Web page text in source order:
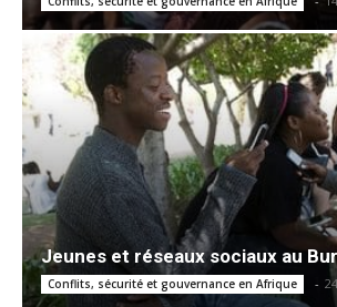
Jeunes et réseaux sociaux au
Conflits, sécurité et gouvernance en Afrique -